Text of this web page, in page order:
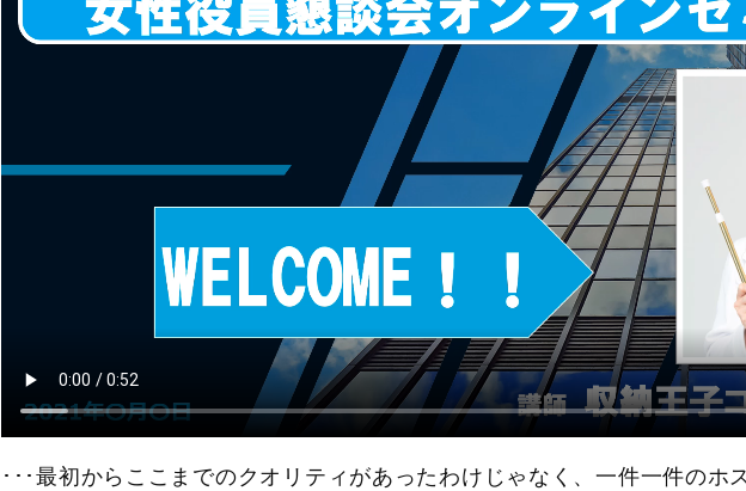
･･･最初からここまでのクオリティがあったわけじゃなく、一件一件のホ